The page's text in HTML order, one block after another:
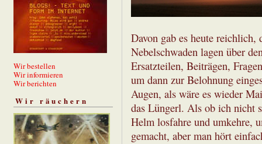
Wir bestellen
Wir informieren
Wir berichten
Wir räuchern
Davon gab es heute reichlich,
Nebelschwaden lagen über
Ersatzteilen, Beiträgen,
um dann zur Belohnung
Augen, als wäre es wieder
das Lüngerl. Als ob ich nicht
Helm losfahre und umkehre,
gemacht, aber man hört